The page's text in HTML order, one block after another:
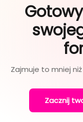
Zajmuje to mniej
Zacznij